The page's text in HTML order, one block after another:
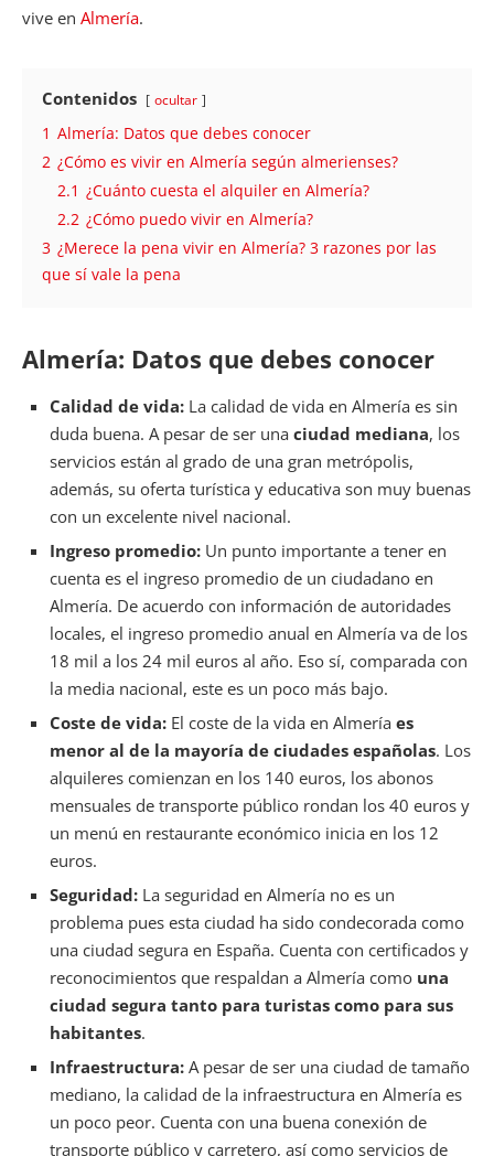
vive en Almería.
Contenidos ocultar
1 Almería: Datos que debes conocer
2 ¿Cómo es vivir en Almería según almerienses?
2.1 ¿Cuánto cuesta el alquiler en Almería?
2.2 ¿Cómo puedo vivir en Almería?
3 ¿Merece la pena vivir en Almería? 3 razones por las
que sí vale la pena
Almería: Datos que debes conocer
Calidad de vida: La calidad de vida en Almería es sin
duda buena. A pesar de ser una ciudad mediana, los
servicios están al grado de una gran metrópolis,
además, su oferta turística y educativa son muy buenas
con un excelente nivel nacional.
Ingreso promedio: Un punto importante a tener en
cuenta es el ingreso promedio de un ciudadano en
Almería. De acuerdo con información de autoridades
locales, el ingreso promedio anual en Almería va de los
18 mil a los 24 mil euros al año. Eso sí, comparada con
la media nacional, este es un poco más bajo.
Coste de vida: El coste de la vida en Almería es
menor al de la mayoría de ciudades españolas. Los
alquileres comienzan en los 140 euros, los abonos
mensuales de transporte público rondan los 40 euros y
un menú en restaurante económico inicia en los 12
euros.
Seguridad: La seguridad en Almería no es un
problema pues esta ciudad ha sido condecorada como
una ciudad segura en España. Cuenta con certificados y
reconocimientos que respaldan a Almería como una
ciudad segura tanto para turistas como para sus
habitantes.
Infraestructura: A pesar de ser una ciudad de tamaño
mediano, la calidad de la infraestructura en Almería es
un poco peor. Cuenta con una buena conexión de
transporte público y carretero, así como servicios de